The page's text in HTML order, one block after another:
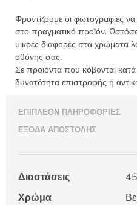
ποσότητα
Φροντίζουμε οι φωτογραφίες
στο πραγματικό προϊόν.
μικρές διαφορές στα χρώματα
οθόνης σας.
Σε προιόντα που κόβονται
δυνατότητα επιστροφής ή
ΕΠΙΠΛΈΟΝ ΠΛΗΡΟΦΟΡΊΕΣ
ΈΞΟΔΑ ΑΠΟΣΤΟΛΉΣ
Διαστάσεις
Χρώμα